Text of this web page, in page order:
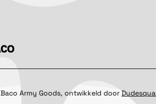
Baco Army Goods, ontwikkeld door